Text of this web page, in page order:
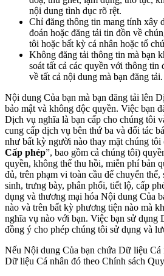
nội dung tình dục rõ rệt.
Chỉ đăng thông tin mang tính xây
đoán hoặc đăng tải tin đồn về
tôi hoặc bất kỳ cá nhân hoặc tổ
Không đăng tải thông tin mà bạn
soát tất cả các quyền với thông tin
về tất cả nội dung mà bạn đăng tải.
Nội dung Của bạn mà bạn đăng tải lên
bảo mật và không độc quyền. Việc bạn
Dịch vụ nghĩa là bạn cấp cho chúng tôi
cung cấp dịch vụ bên thứ ba và đối tác
như bất kỳ người nào thay mặt chúng tôi
Cấp phép”, bao gồm cả chúng tôi)
quyền, không thể thu hồi, miễn phí bản
đủ, trên phạm vi toàn cầu để chuyển thể,
sinh, trưng bày, phân phối, tiết lộ, cấp
dụng và thương mại hóa Nội dung Của
nào và trên bất kỳ phương tiện nào mà
nghĩa vụ nào với bạn. Việc bạn sử dụng
đồng ý cho phép chúng tôi sử dụng và
Nếu Nội dung Của bạn chứa Dữ liệu
Dữ liệu Cá nhân đó theo Chính sách